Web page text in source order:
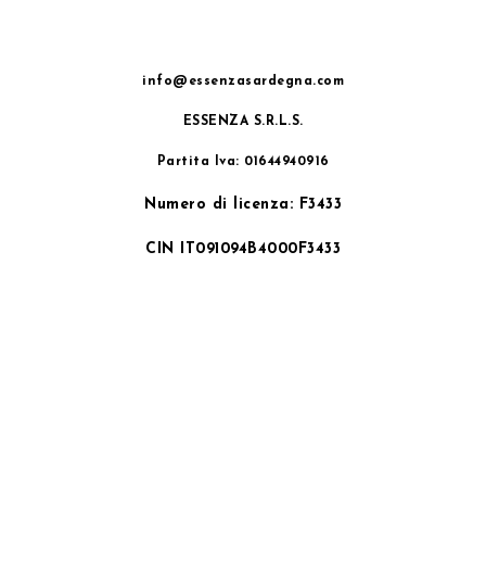
info@essenzasardegna.com
ESSENZA S.R.L.S.
Partita Iva: 01644940916
Numero di licenza: F3433
CIN IT091094B4000F3433